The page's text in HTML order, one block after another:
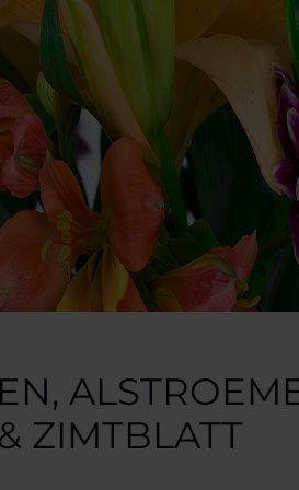
ZIMTBLATT